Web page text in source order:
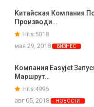
Kитайская Компания
Производи…
Hits:5018
мая 29, 2018
БИЗНЕС
Компания Easyjet
Маршрут…
Hits:4996
авг 05, 2018
НОВОСТИ